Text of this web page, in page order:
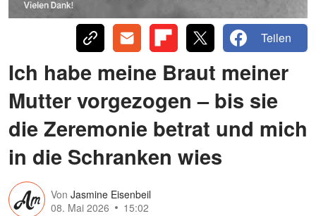
Teilen
Ich habe meine Braut meiner
Mutter vorgezogen – bis sie
die Zeremonie betrat und mich
in die Schranken wies
Von Jasmine Eisenbeil
08. Mai 2026
15:02